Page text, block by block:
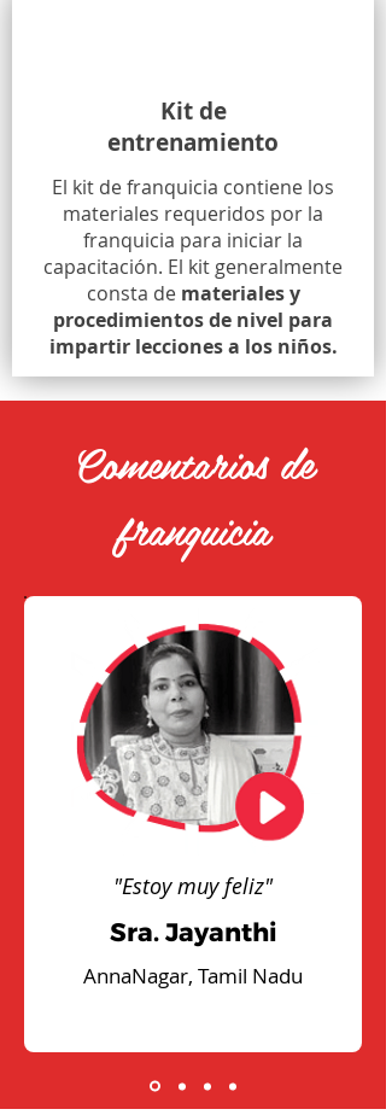
Kit de
entrenamiento
El kit de franquicia contiene los
materiales requeridos por la
franquicia para iniciar la
capacitación. El kit generalmente
consta de materiales y
procedimientos de nivel para
impartir lecciones a los niños.
Comentarios de
franquicia
"Estoy muy feliz"
Sra. Jayanthi
AnnaNagar, Tamil Nadu